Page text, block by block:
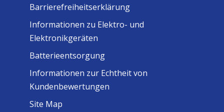
Barrierefreiheitserklärung
Informationen zu Elektro- und
Elektronikgeräten
Batterieentsorgung
Informationen zur Echtheit von
Kundenbewertungen
Site Map